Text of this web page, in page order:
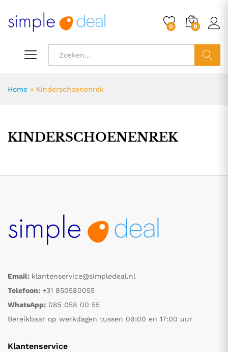
0 0
Home » Kinderschoenenrek
KINDERSCHOENENREK
Email: klantenservice@simpledeal.nl
Telefoon: +31 850580055
WhatsApp: 085 058 00 55
Bereikbaar op werkdagen tussen 09:00 en 17:00 uur
Klantenservice